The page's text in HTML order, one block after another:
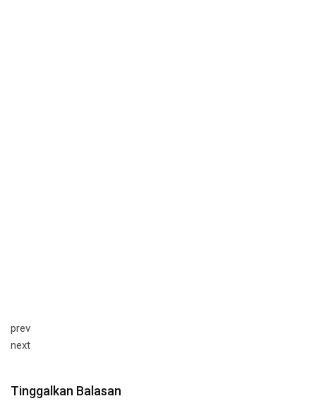
prev
next
Tinggalkan Balasan